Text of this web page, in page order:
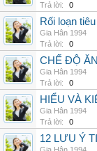
Trả lời:
0
Rối loạn
Gia Hân 1994
Trả lời:
0
CHẾ ĐỘ
Gia Hân 1994
Trả lời:
0
HIỂU VÀ
Gia Hân 1994
Trả lời:
0
12 LƯU Ý